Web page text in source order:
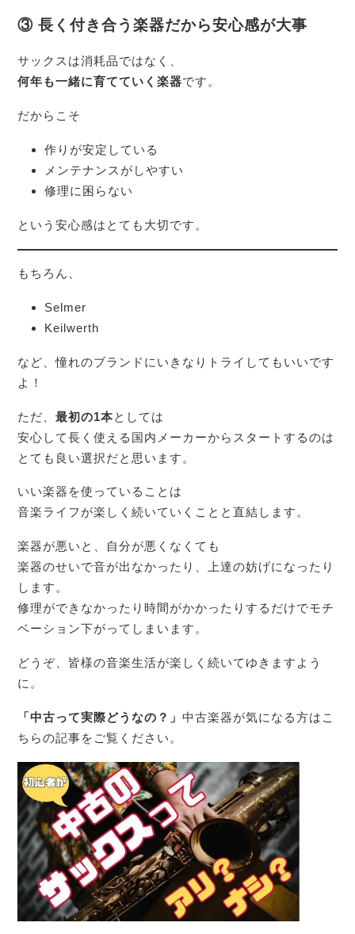
③ 長く付き合う楽器だから安心感が大事
サックスは消耗品ではなく、
何年も一緒に育てていく楽器です。
だからこそ
作りが安定している
メンテナンスがしやすい
修理に困らない
という安心感はとても大切です。
もちろん、
Selmer
Keilwerth
など、憧れのブランドにいきなりトライしてもいいです
よ！
ただ、最初の1本としては
安心して長く使える国内メーカーからスタートするのは
とても良い選択だと思います。
いい楽器を使っていることは
音楽ライフが楽しく続いていくことと直結します。
楽器が悪いと、自分が悪くなくても
楽器のせいで音が出なかったり、上達の妨げになったり
します。
修理ができなかったり時間がかかったりするだけでモチ
ベーション下がってしまいます。
どうぞ、皆様の音楽生活が楽しく続いてゆきますよう
に。
「中古って実際どうなの？」中古楽器が気になる方はこ
ちらの記事をご覧ください。